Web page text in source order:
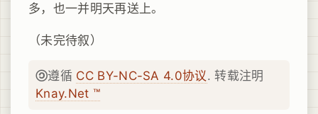
多，也一并明天再送上。
（未完待叙）
遵循 CC BY-NC-SA 4.0协议. 转载注明
Knay.Net ™